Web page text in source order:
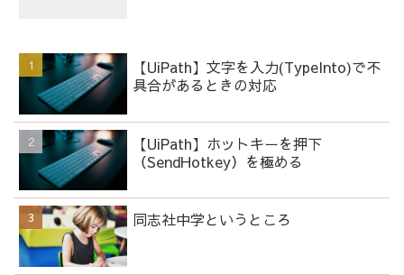
【UiPath】文字を入力(TypeInto)で不
具合があるときの対応
【UiPath】ホットキーを押下
（SendHotkey）を極める
同志社中学というところ